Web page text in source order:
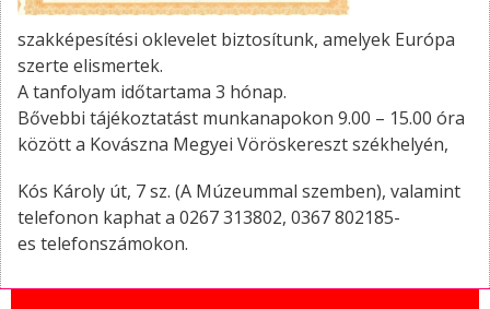
szakképesítési oklevelet biztosítunk, amelyek Európa
szerte elismertek.
A tanfolyam időtartama 3 hónap.
Bővebbi tájékoztatást munkanapokon 9.00 – 15.00 óra
között a Kovászna Megyei Vöröskereszt székhelyén,
Kós Károly út, 7 sz. (A Múzeummal szemben), valamint
telefonon kaphat a 0267 313802, 0367 802185-
es telefonszámokon.